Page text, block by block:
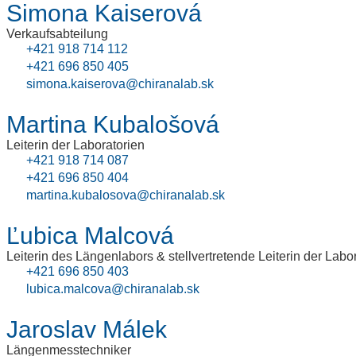
Simona Kaiserová
Verkaufsabteilung
+421 918 714 112
+421 696 850 405
simona.kaiserova@chiranalab.sk
Martina Kubalošová
Leiterin der Laboratorien
+421 918 714 087
+421 696 850 404
martina.kubalosova@chiranalab.sk
Ľubica Malcová
Leiterin des Längenlabors & stellvertretende Leiterin der
+421 696 850 403
lubica.malcova@chiranalab.sk
Jaroslav Málek
Längenmesstechniker